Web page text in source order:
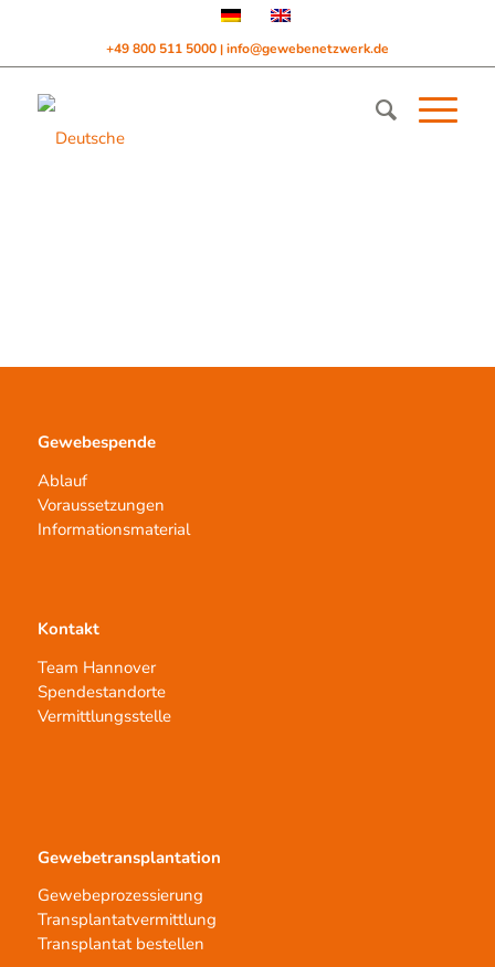
+49 800 511 5000 | info@gewebenetzwerk.de
Gewebespende
Ablauf
Voraussetzungen
Informationsmaterial
Kontakt
Team Hannover
Spendestandorte
Vermittlungsstelle
Gewebetransplantation
Gewebeprozessierung
Transplantatvermittlung
Transplantat bestellen